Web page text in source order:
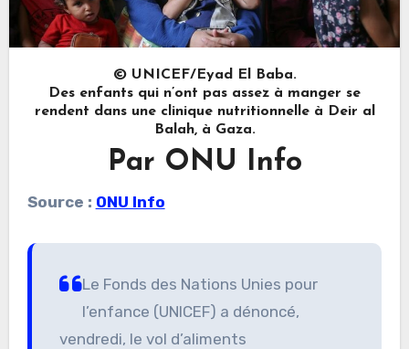
© UNICEF/Eyad El Baba.
Des enfants qui n’ont pas assez à manger se
rendent dans une clinique nutritionnelle à Deir al
Balah, à Gaza.
Par ONU Info
Source : ONU Info
Le Fonds des Nations Unies pour
l’enfance (UNICEF) a dénoncé,
vendredi, le vol d’aliments